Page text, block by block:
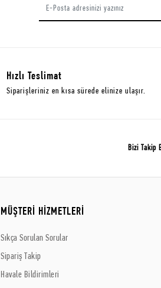
Hızlı Teslimat
Siparişleriniz en kısa sürede elinize ulaşır.
Bizi Takip
MÜŞTERİ HİZMETLERİ
Sıkça Sorulan Sorular
Sipariş Takip
Havale Bildirimleri